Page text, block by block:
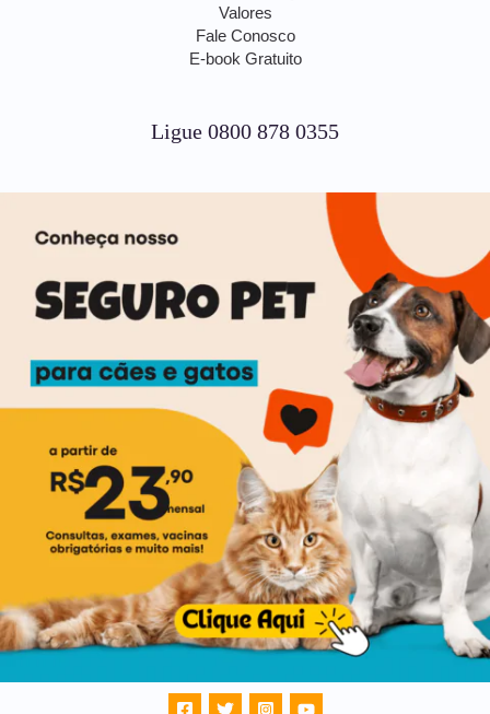
Valores
Fale Conosco
E-book Gratuito
Ligue 0800 878 0355